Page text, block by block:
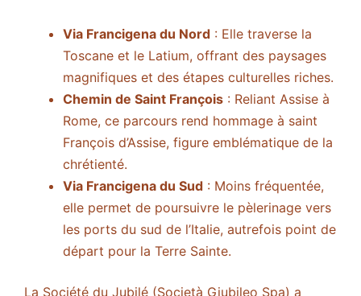
Via Francigena du Nord : Elle traverse la
Toscane et le Latium, offrant des paysages
magnifiques et des étapes culturelles riches.
Chemin de Saint François : Reliant Assise à
Rome, ce parcours rend hommage à saint
François d’Assise, figure emblématique de la
chrétienté.
Via Francigena du Sud : Moins fréquentée,
elle permet de poursuivre le pèlerinage vers
les ports du sud de l’Italie, autrefois point de
départ pour la Terre Sainte.
La Société du Jubilé (Società Giubileo Spa) a